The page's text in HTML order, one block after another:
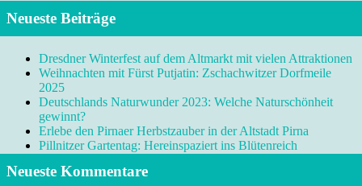
Neueste Beiträge
Dresdner Winterfest auf dem Altmarkt mit vielen Attraktionen
Weihnachten mit Fürst Putjatin: Zschachwitzer Dorfmeile
2025
Deutschlands Naturwunder 2023: Welche Naturschönheit
gewinnt?
Erlebe den Pirnaer Herbstzauber in der Altstadt Pirna
Pillnitzer Gartentag: Hereinspaziert ins Blütenreich
Neueste Kommentare